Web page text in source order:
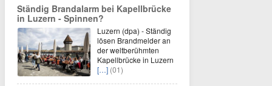
Ständig Brandalarm bei Kapellbrücke
in Luzern - Spinnen?
Luzern (dpa) - Ständig
lösen Brandmelder an
der weltberühmten
Kapellbrücke in Luzern
[…] (01)